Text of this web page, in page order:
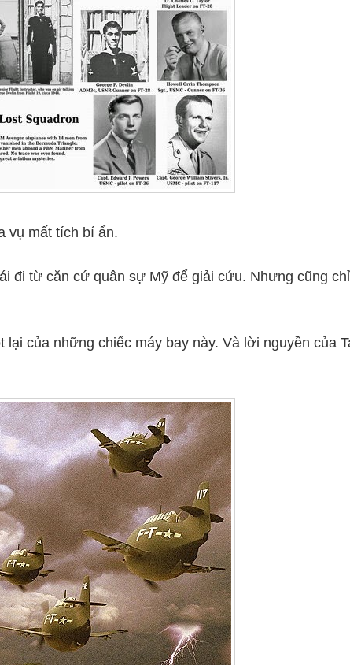
vụ mất tích bí ẩn.
đi từ căn cứ quân sự Mỹ để giải cứu. Nhưng cũng
của những chiếc máy bay này. Và lời nguyền của